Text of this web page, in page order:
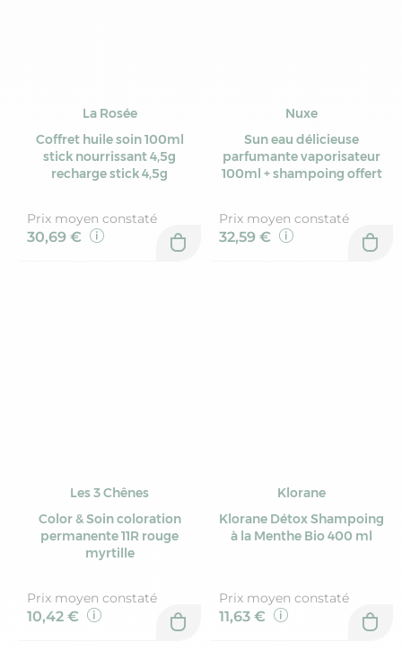
La Rosée
Coffret huile soin 100ml
stick nourrissant 4,5g
recharge stick 4,5g
Prix moyen constaté
30,69 €
Nuxe
Sun eau délicieuse
parfumante vaporisateur
100ml + shampoing offert
Prix moyen constaté
32,59 €
Les 3 Chênes
Color & Soin coloration
permanente 11R rouge
myrtille
Prix moyen constaté
10,42 €
Klorane
Klorane Détox Shampoing
à la Menthe Bio 400 ml
Prix moyen constaté
11,63 €